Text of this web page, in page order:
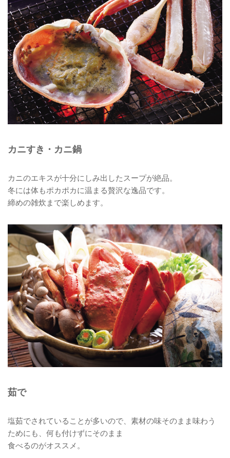
カニすき・カニ鍋
カニのエキスが十分にしみ出したスープが絶品。
冬には体もポカポカに温まる贅沢な逸品です。
締めの雑炊まで楽しめます。
茹で
塩茹でされていることが多いので、素材の味そのまま味わう
ためにも、何も付けずにそのまま
食べるのがオススメ。